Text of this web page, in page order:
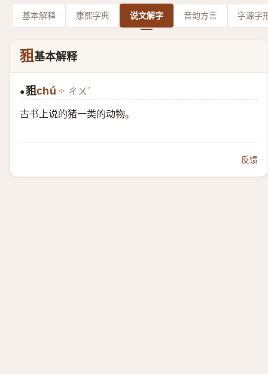
基本解释 康熙字典 说文解字 音韵方言 字源字
豠基本解释
●豠chú ㄔㄨˊ
古书上说的猪一类的动物。
反馈